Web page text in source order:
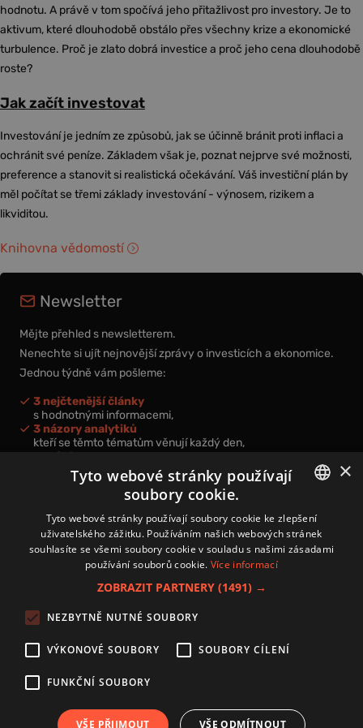
hodnotu. A právě v tom spočívá jeho přitažlivost pro investory. Je to
aktivum, které dlouhodobě obstálo přes všechny krize a ekonomické
turbulence. Proč je zlato dobrá investice a proč jeho cena dlouhodobě
roste?
Jak začít investovat
Investování je jedním ze způsobů, jak se účinně bránit proti inflaci a
ochránit své peníze. Základem však je, poznat nejprve své možnosti,
preference a stanovit si realistická očekávání. Váš investiční plán by
měl počítat se třemi základy investování - výnosem, rizikem a
likviditou.
Knihovna vědomostí
Newsletter
Mějte přehled s newsletterem.
Nenechte si ujít nejnovější zprávy o investicích a ekonomice.
Jednou týdně vám pošleme:
3 nejčtenější články
s hodnotnými informacemi,
3 názory analytiků
kteří se těmto tématům věnují každý den,
nová videa a podcasty
k prohloubení vašich znalostí.
Přihlášením k newsletteru vyjadřujete svůj souhlas spodmínkami
zpracování osobních údajů.
Zásady používání souborů cookies
Autoři
Nastavení cookies
CZECH
×
Tyto webové stránky používají
soubory cookie.
Tyto webové stránky používají soubory cookie ke zlepšení
uživatelského zážitku. Používáním našich webových stránek
souhlasíte se všemi soubory cookie v souladu s našimi zásadami
používání souborů cookie. Více informací
ZOBRAZIT PARTNERY (1491) →
NEZBYTNĚ NUTNÉ SOUBORY
VÝKONOVÉ SOUBORY SOUBORY CÍLENÍ
FUNKČNÍ SOUBORY
VŠE PŘIJMOUT VŠE ODMÍTNOUT